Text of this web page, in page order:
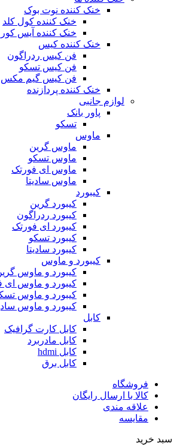
خنک کننده نوت بوک
خنک کننده کول کلد
خنک کننده آیس
خنک کننده کیس
فن کیس ردراگون
فن کیس تسکو
فن کیس گیم مکس
خنک کننده پردازنده
لوازم جانبی
پاور بانک
تسکو
ماوس
ماوس گرین
ماوس تسکو
ماوس ای فورتک
ماوس سادیتا
کیبورد
کیبورد گرین
کیبورد ردراگون
کیبورد ای فورتک
کیبورد تسکو
کیبورد سادیتا
کیبورد و ماوس
کیبورد و ماوس
کیبورد و ماوس ای
کیبورد و ماوس
کیبورد و ماوس
کابل
کابل کارت گرافیک
کابل مادربرد
کابل hdmi
کابل برق
فروشگاه
کالا با ارسال رایگان
علاقه مندی
مقایسه
سبد خرید